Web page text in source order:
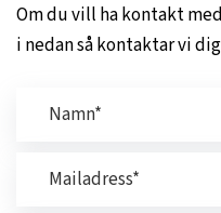
Om du vill ha kontakt
i nedan så kontaktar vi